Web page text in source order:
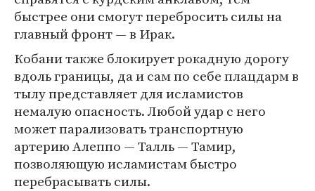
быстрее они смогут перебросить силы на
главный фронт — в Ирак.
Кобани также блокирует рокадную дорогу
вдоль границы, да и сам по себе плацдарм в
тылу представляет для исламистов
немалую опасность. Любой удар с него
может парализовать транспортную
артерию Алеппо — Талль — Тамир,
позволяющую исламистам быстро
перебрасывать силы.